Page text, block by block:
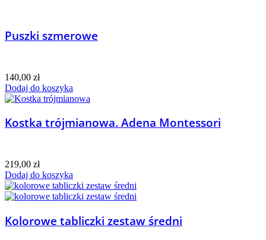
Puszki szmerowe
140,00 zł
Dodaj do koszyka
Kostka trójmianowa. Adena Montessori
219,00 zł
Dodaj do koszyka
Kolorowe tabliczki zestaw średni